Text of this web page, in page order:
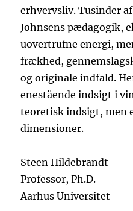
erhvervsliv. Tusinder
Johnsens pædagogik,
uovertrufne energi,
frækhed,
og originale indfald.
enestående indsigt i
teoretisk indsigt, men
dimensioner.
Steen Hildebrandt
Professor, Ph.D.
Aarhus Universitet